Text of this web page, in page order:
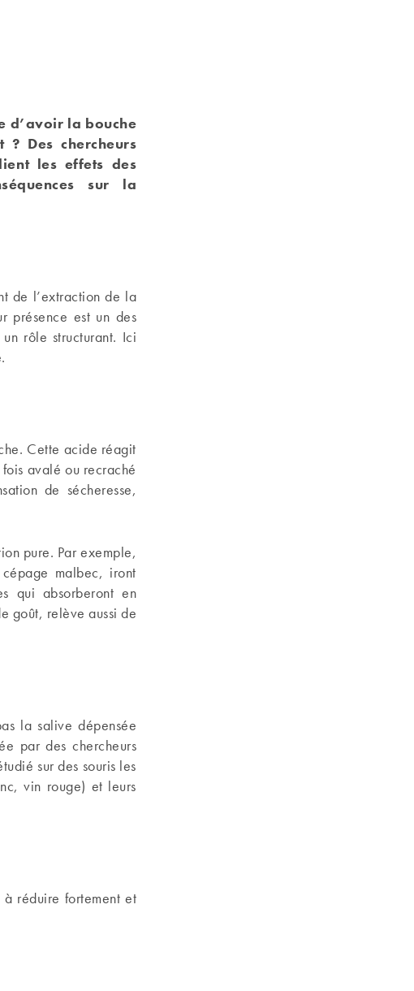
d’avoir la bouche
Des chercheurs
les effets des
sur la
de l’extraction de la
présence est un des
rôle structurant. Ici
Cette acide réagit
avalé ou recraché
de sécheresse,
pure. Par exemple,
malbec, iront
qui absorberont en
goût, relève aussi de
la salive dépensée
par des chercheurs
sur des souris les
vin rouge) et leurs
à réduire fortement et